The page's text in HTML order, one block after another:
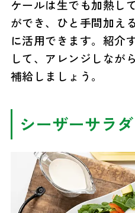
ケールは生でも加熱し
ができ、ひと手間加え
に活用できます。紹介
して、アレンジしなが
補給しましょう。
シーザーサラダ